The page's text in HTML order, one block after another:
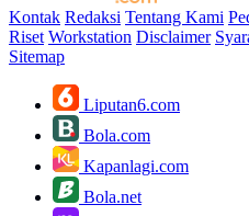
Kontak Redaksi Tentang Kami
Riset Workstation Disclaimer
Sitemap
Liputan6.com
Bola.com
Kapanlagi.com
Bola.net